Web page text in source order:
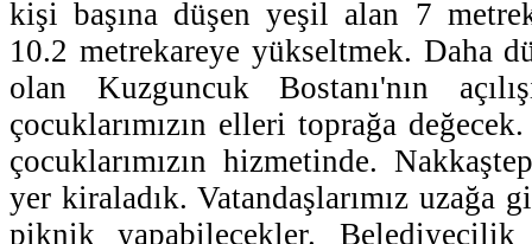
kişi başına düşen yeşil alan 7
10.2 metrekareye yükseltmek. Daha
olan Kuzguncuk Bostanı'nın
çocuklarımızın elleri toprağa
çocuklarımızın hizmetinde.
yer kiraladık. Vatandaşlarımız uzağa
piknik yapabilecekler.